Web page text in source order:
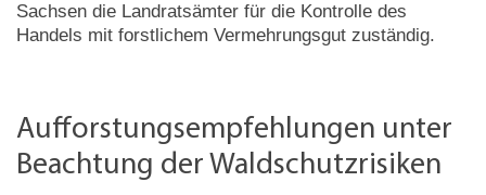
Sachsen die Landratsämter für die Kontrolle des
Handels mit forstlichem Vermehrungsgut zuständig.
Aufforstungsempfehlungen unter
Beachtung der Waldschutzrisiken